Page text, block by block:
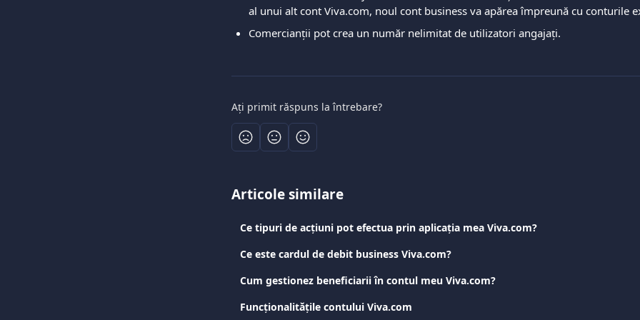
al unui alt cont Viva.com, noul cont business va apărea împreună cu conturile
Comercianții pot crea un număr nelimitat de utilizatori angajați.
Ați primit răspuns la întrebare?
Articole similare
Ce tipuri de acțiuni pot efectua prin aplicația mea Viva.com?
Ce este cardul de debit business Viva.com?
Cum gestionez beneficiarii în contul meu Viva.com?
Funcționalitățile contului Viva.com